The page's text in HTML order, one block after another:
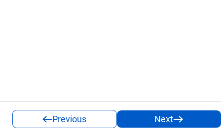
Previous Next